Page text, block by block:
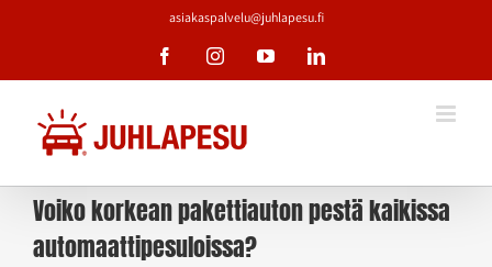
asiakaspalvelu@juhlapesu.fi
FacebookInstagramYouTubeLinkedIn
Voiko korkean pakettiauton pestä kaikissa
automaattipesuloissa?